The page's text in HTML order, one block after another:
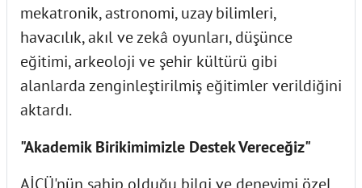
mekatronik, astronomi, uzay bilimleri,
havacılık, akıl ve zekâ oyunları, düşünce
eğitimi, arkeoloji ve şehir kültürü gibi
alanlarda zenginleştirilmiş eğitimler verildiğini
aktardı.
"Akademik Birikimimizle Destek Vereceğiz"
AİÇÜ'nün sahip olduğu bilgi ve deneyimi özel